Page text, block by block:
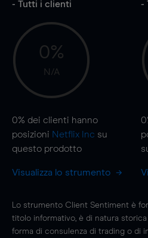
- Tutti i clienti
0%
N/A
0% dei clienti hanno
posizioni Netflix Inc su
questo prodotto
Visualizza lo strumento
-
Lo strumento Client Sentiment è
titolo informativo, è di natura
forma di consulenza di trading o di